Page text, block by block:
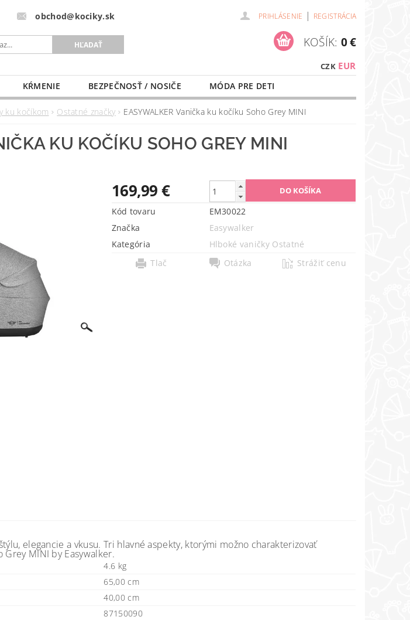
obchod@kociky.sk PRIHLÁSENIE | REGISTRÁCIA
CZK EUR
KOŠÍK: 0 €
KŔMENIE BEZPEČNOSŤ / NOSIČE
MÓDA PRE DETI
PRE MAMIČKU NAŠE SLUŽBY
O NÁKUPE
ku kočíkom Ostatné značky EASYWALKER Vanička ku kočíku Soho Grey MINI
KU KOČÍKU SOHO GREY MINI
169,99 €
Kód tovaru
EM30022
Značka
Easywalker
Kategória
Hlboké vaničky Ostatné
Tlač
Otázka Strážiť cenu
elegancie a vkusu. Tri hlavné aspekty, ktorými možno charakterizovať
MINI by Easywalker.
4.6 kg
65,00 cm
40,00 cm
87150090